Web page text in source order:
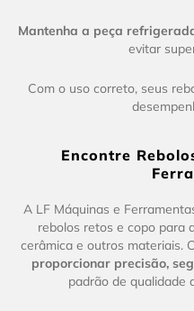
Mantenha a peça
evitar
Com o uso correto, seus
Encontre
A LF Máquinas e
rebolos retos e copo para
cerâmica e outros materiais.
proporcionar precisão,
padrão de qualidade